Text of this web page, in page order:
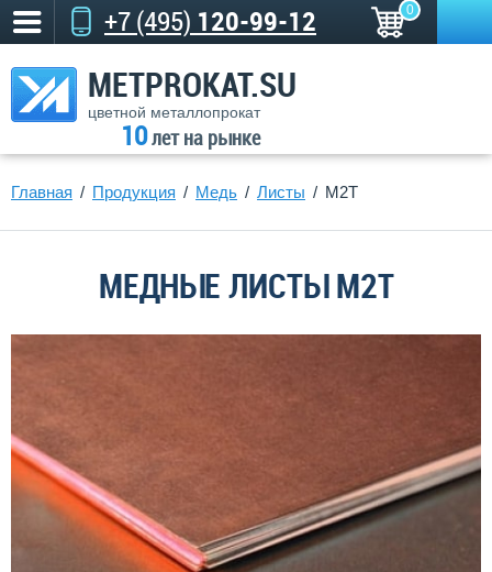
+7 (495) 120-99-12 0
METPROKAT.SU
цветной металлопрокат
10лет на рынке
Главная Продукция Медь Листы М2Т
МЕДНЫЕ ЛИСТЫ М2Т